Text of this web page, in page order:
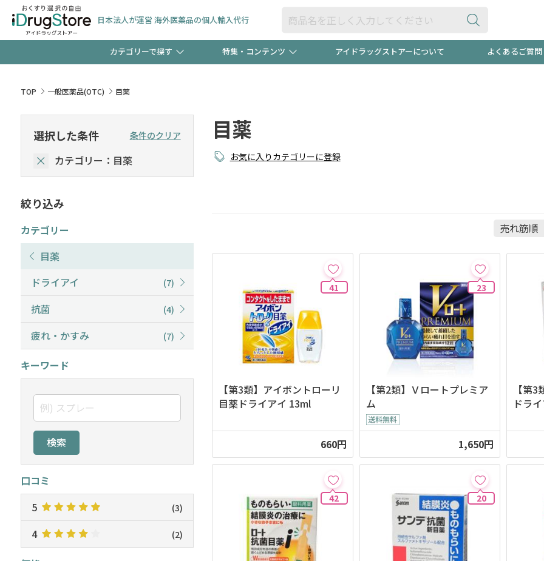
日本法人が運営 海外医薬品の個人輸入代行
カテゴリーで探す
一般医薬品(OTC)
検査キット ペット用品
特集・コンテンツ
新規登録で！今すぐ使えるクーポンプレゼント中！！
今売れ
アイドラッグストアーについて よくあるご質問
TOP 一般医薬品(OTC) 目薬
選択した条件 条件のクリア
カテゴリー：目薬
絞り込み
カテゴリー
目薬
ドライアイ
(7)
抗菌 (4)
疲れ・かすみ (7)
キーワード
検索
口コミ
5
(3)
4 (2)
目薬
お気に入りカテゴリーに登録
41
【第3類】アイボントローリ
目薬ドライアイ 13ml
660円
23
【第2類】Ｖロートプレミア
ム
1,650円
【第
ドラ
42 20